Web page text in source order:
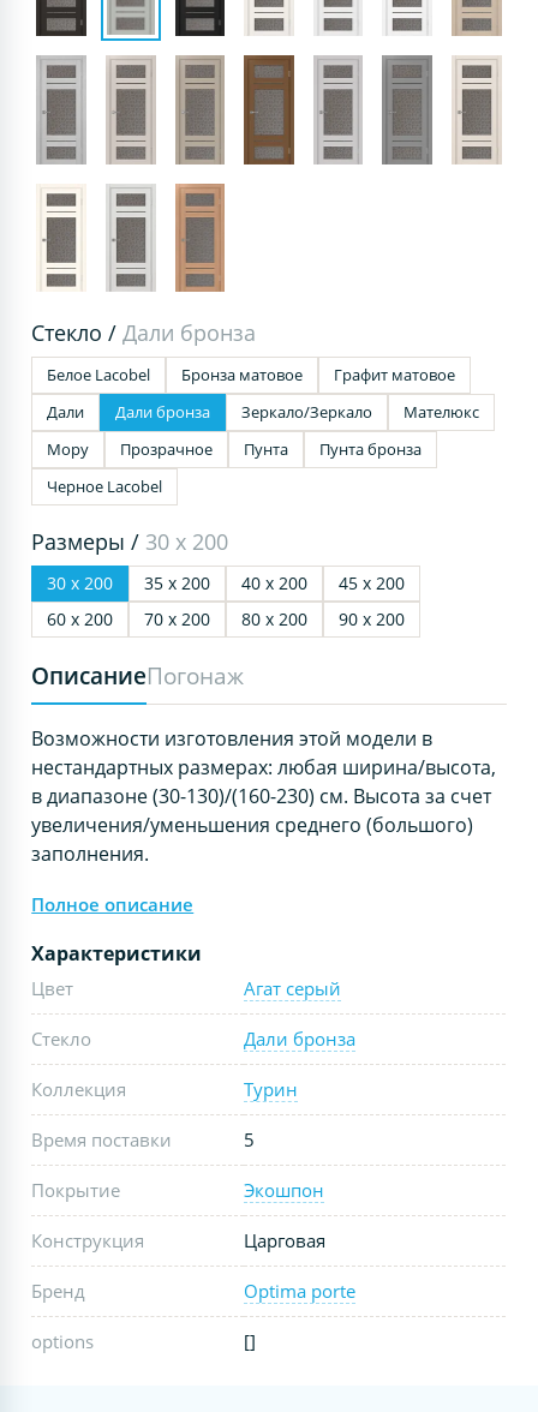
Стекло /Дали бронза
Белое Lacobel Бронза матовое
Графит матовое
Дали
Дали бронза Зеркало/Зеркало
Мателюкс
Мору
Прозрачное Пунта
Пунта бронза
Черное Lacobel
Размеры / 30 х 200
30 х 200 35 х 200 40 х 200
45 х 200
60 х 200
70 х 200 80 х 200 90 х 200
ОписаниеПогонаж
Возможности изготовления этой модели в
нестандартных размерах: любая ширина/высота,
в диапазоне (30-130)/(160-230) см. Высота за счет
увеличения/уменьшения среднего (большого)
заполнения.
Полное описание
Характеристики
Цвет Агат серый
Стекло Дали бронза
Коллекция Турин
Время поставки 5
Покрытие Экошпон
Конструкция Царговая
Бренд Optima porte
options []